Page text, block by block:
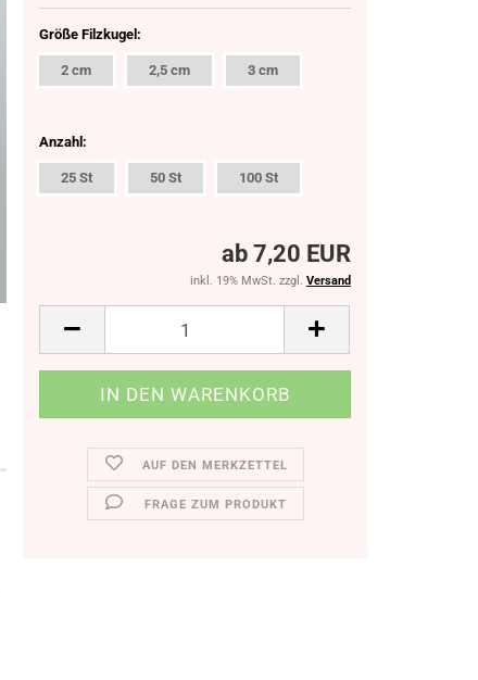
Größe Filzkugel:
2 cm 2,5 cm 3 cm
Anzahl:
25 St 50 St 100 St
ab 7,20 EUR
inkl. 19% MwSt. zzgl. Versand
AUF DEN MERKZETTEL
FRAGE ZUM PRODUKT